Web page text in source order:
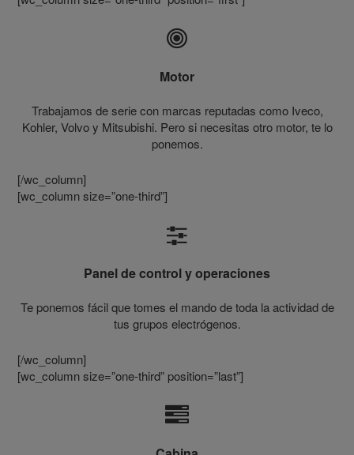
Motor
Trabajamos de serie con marcas reputadas como Iveco,
Kohler, Volvo y Mitsubishi. Pero si necesitas otro motor, te lo
ponemos.
[/wc_column]
[wc_column size=”one-third”]
Panel de control y operaciones
Te ponemos fácil que tomes el mando de toda la actividad de
tus grupos electrógenos.
[/wc_column]
[wc_column size=”one-third” position=”last”]